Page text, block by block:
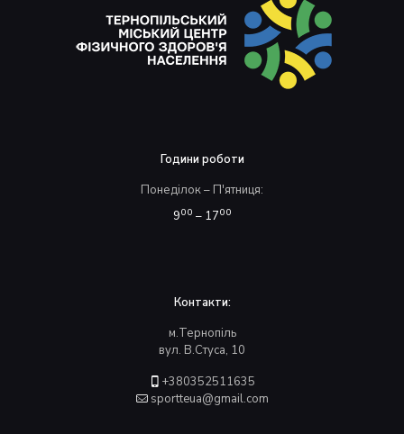
Години роботи
Понеділок – П'ятниця:
900 – 1700
Контакти:
м.Тернопіль
вул. В.Стуса, 10
+380352511635
sportteua@gmail.com